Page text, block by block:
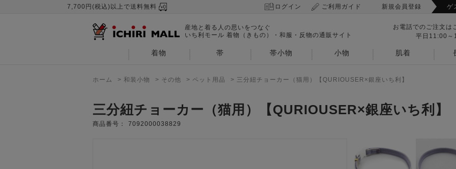
7,700円(税込)以上で送料無料 ログイン ご利用ガイド 新規会員登録 ゲ
産地と着る人の思いをつなぐ
いち利モール 着物（きもの）・和服・反物の通販サイト
お電話でのご注文は
平日11:00～
着物 帯 帯小物 小物 肌着
ホーム > 和装小物 > その他 > ペット用品 > 三分紐チョーカー（猫用）【QURIOUSER×銀座いち利】
三分紐チョーカー（猫用）【QURIOUSER×銀座いち利】
商品番号： 7092000038829